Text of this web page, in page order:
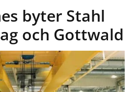
byter Stahl
och Gottwald